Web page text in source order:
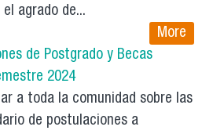
agrado de...
More
de Postgrado y Becas
2024
a toda la comunidad sobre las
de postulaciones a